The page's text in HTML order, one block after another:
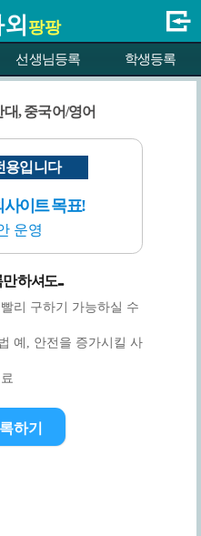
팡팡
선생님등록 학생등록
, 중국어/영어
용입니다
사이트 목표!
운영
하셔도...
리 구하기 가능하실 수
예, 안전을 증가시킬 사
하기